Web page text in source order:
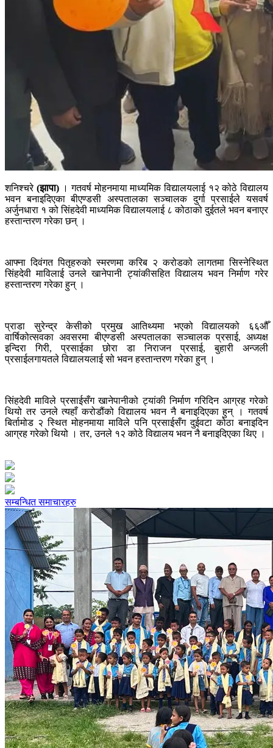
शनिश्चरे (झापा)। गतवर्ष मोहनमाया माध्यमिक विद्यालयलाई १२ कोठे विद्यालय
भवन बनाइदिएका बीएण्डसी अस्पतालका सञ्चालक दुर्गा प्रसाईले यसवर्ष
अर्जुनधारा १ को सिंहदेवी माध्यमिक विद्यालयलाई ८ कोठाको दुईतले भवन बनाएर
हस्तान्तरण गरेका छन् ।
आफ्ना दिवंगत पितृहरुको स्मरणमा करिब २ करोडको लागतमा सिस्नेस्थित
सिंहदेवी माविलाई उनले खानेपानी ट्यांकीसहित विद्यालय भवन निर्माण गरेर
हस्तान्तरण गरेका हुन् ।
प्राडा सुरेन्द्र केसीको प्रमुख आतिथ्यमा भएको विद्यालयको ६६औँ
वार्षिकोत्सवका अवसरमा बीएण्डसी अस्पतालका सञ्चालक प्रसाई, अध्यक्ष
इन्दिरा गिरी, प्रसाईका छोरा डा निराजन प्रसाई, बुहारी अन्जली
प्रसाईलगायतले विद्यालयलाई सो भवन हस्तान्तरण गरेका हुन् ।
सिंहदेवी माविले प्रसाईसँग खानेपानीको ट्यांकी निर्माण गरिदिन आग्रह गरेको
थियो तर उनले त्यहाँ करोडौंको विद्यालय भवन नै बनाइदिएका हुन् । गतवर्ष
बिर्तामोड २ स्थित मोहनमाया माविले पनि प्रसाईसँग दुईवटा कोठा बनाइदिन
आग्रह गरेको थियो । तर, उनले १२ कोठे विद्यालय भवन नै बनाइदिएका थिए ।
सम्बन्धित समाचारहरु